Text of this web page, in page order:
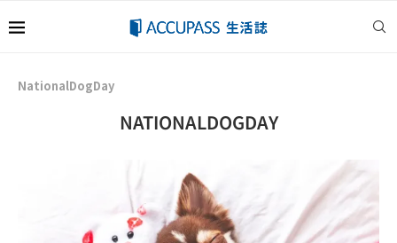
NationalDogDay
NATIONALDOGDAY